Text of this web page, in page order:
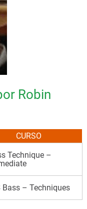
Robin
CURSO
Technique –
Bass – Techniques